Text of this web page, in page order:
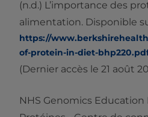
(n.d.) L’importance des
alimentation. Disponible
https://
of-protein-in-diet-
(Dernier accès le 21 août
NHS Genomics Education